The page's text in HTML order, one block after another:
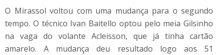
O Mirassol voltou com uma mudança para o segundo
tempo. O técnico Ivan Baitello optou pelo meia Gilsinho
na vaga do volante Acleisson, que já tinha cartão
amarelo. A mudança deu resultado logo aos 51